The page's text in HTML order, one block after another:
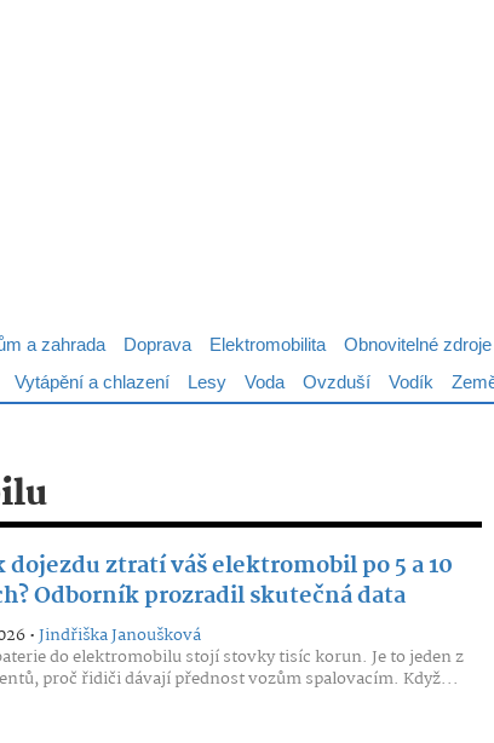
a zahrada Doprava Elektromobilita Obnovitelné zdroje
Vytápění a chlazení Lesy Voda Ovzduší Vodík
dojezdu ztratí váš elektromobil po 5 a 10
Odborník prozradil skutečná data
•Jindřiška Janoušková
do elektromobilu stojí stovky tisíc korun. Je to jeden z
proč řidiči dávají přednost vozům spalovacím. Když...